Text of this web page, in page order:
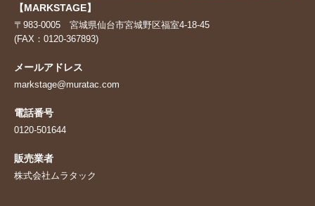
【MARKSTAGE】
〒983-0005 宮城県仙台市宮城野区福室4-18-45
(FAX：0120-367893)
メールアドレス
markstage@muratac.com
電話番号
0120-501644
販売業者
株式会社ムラタック